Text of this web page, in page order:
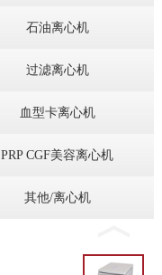
石油离心机
过滤离心机
血型卡离心机
PRP CGF美容离心机
其他/离心机